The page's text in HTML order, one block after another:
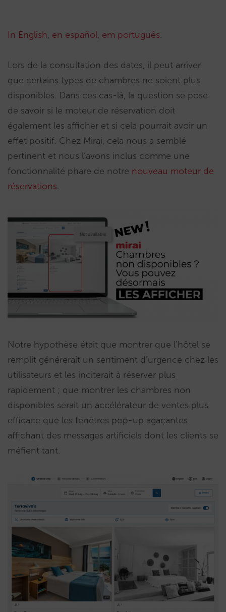
In English, en español, em português.
Lors de la consultation des dates, il peut arriver
que certains types de chambres ne soient plus
disponibles. Dans ces cas-là, la question se pose
de savoir si le moteur de réservation doit
également les afficher et si cela pourrait avoir un
effet positif. Chez Mirai, cela nous a semblé
pertinent et nous l’avons inclus comme une
fonctionnalité phare de notre nouveau moteur de
réservations.
Notre hypothèse était que montrer que l’hôtel se
remplit générerait un sentiment d’urgence chez les
utilisateurs et les inciterait à réserver plus
rapidement ; que montrer les chambres non
disponibles serait un accélérateur de ventes plus
efficace que les fenêtres pop-up agaçantes
affichant des messages artificiels dont les clients se
méfient tant.